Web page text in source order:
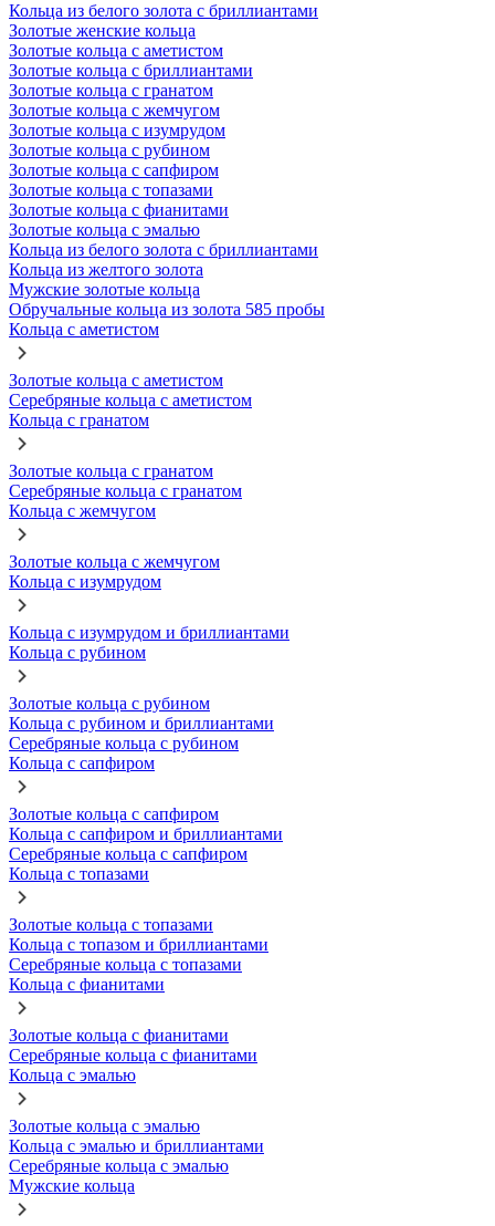
Кольца из белого золота с бриллиантами
Золотые женские кольца
Золотые кольца с аметистом
Золотые кольца с бриллиантами
Золотые кольца с гранатом
Золотые кольца с жемчугом
Золотые кольца с изумрудом
Золотые кольца с рубином
Золотые кольца с сапфиром
Золотые кольца с топазами
Золотые кольца с фианитами
Золотые кольца с эмалью
Кольца из белого золота с бриллиантами
Кольца из желтого золота
Мужские золотые кольца
Обручальные кольца из золота 585 пробы
Кольца с аметистом
Золотые кольца с аметистом
Серебряные кольца с аметистом
Кольца с гранатом
Золотые кольца с гранатом
Серебряные кольца с гранатом
Кольца с жемчугом
Золотые кольца с жемчугом
Кольца с изумрудом
Кольца с изумрудом и бриллиантами
Кольца с рубином
Золотые кольца с рубином
Кольца с рубином и бриллиантами
Серебряные кольца с рубином
Кольца с сапфиром
Золотые кольца с сапфиром
Кольца с сапфиром и бриллиантами
Серебряные кольца с сапфиром
Кольца с топазами
Золотые кольца с топазами
Кольца с топазом и бриллиантами
Серебряные кольца с топазами
Кольца с фианитами
Золотые кольца с фианитами
Серебряные кольца с фианитами
Кольца с эмалью
Золотые кольца с эмалью
Кольца с эмалью и бриллиантами
Серебряные кольца с эмалью
Мужские кольца